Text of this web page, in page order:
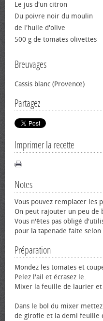
Le jus d'un citron
Du poivre noir du moulin
de l'huile d'olive
500 g de tomates olivettes
Breuvages
Cassis blanc (Provence)
Partagez
Imprimer la recette
Notes
Vous pouvez remplacer les
On peut rajouter un peu de
Vous n'êtes pas obligé
pour la tapenade faite
Préparation
Mondez les tomates et
Pelez l'ail et écrasez le.
Mixer la feuille de laurier
Dans le bol du mixer
de girofle et la demi feuille